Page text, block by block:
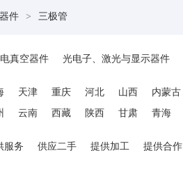
件 > 三极管
电真空器件 光电子、激光与显示器件
天津 重庆 河北 山西 内蒙古
云南 西藏 陕西 甘肃 青海
服务 供应二手 提供加工 提供合作